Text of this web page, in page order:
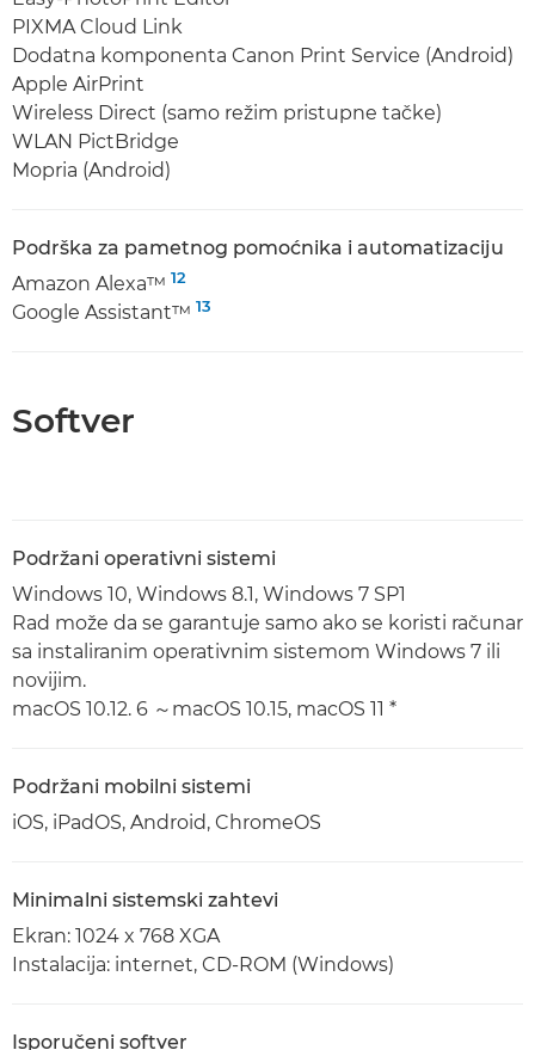
PIXMA Cloud Link
Dodatna komponenta Canon Print Service (Android)
Apple AirPrint
Wireless Direct (samo režim pristupne tačke)
WLAN PictBridge
Mopria (Android)
Podrška za pametnog pomoćnika i automatizaciju
Amazon Alexa™ 12
Google Assistant™ 13
Softver
Podržani operativni sistemi
Windows 10, Windows 8.1, Windows 7 SP1
Rad može da se garantuje samo ako se koristi računar
sa instaliranim operativnim sistemom Windows 7 ili
novijim.
macOS 10.12. 6 ～macOS 10.15, macOS 11 *
Podržani mobilni sistemi
iOS, iPadOS, Android, ChromeOS
Minimalni sistemski zahtevi
Ekran: 1024 x 768 XGA
Instalacija: internet, CD-ROM (Windows)
Isporučeni softver